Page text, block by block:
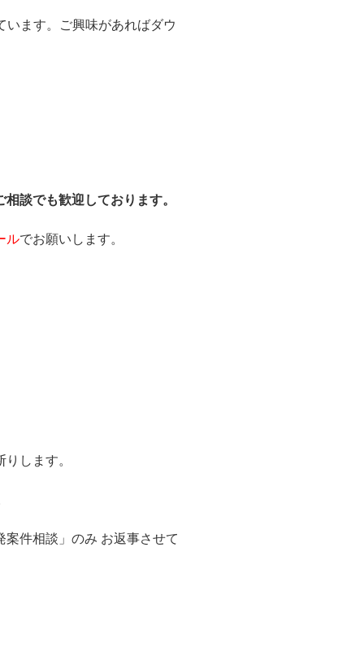
ます。ご興味があればダウ
談でも歓迎しております。
ルでお願いします。
します。
件相談」のみ お返事させて